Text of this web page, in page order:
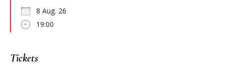
8 Aug. 26
19:00
Tickets